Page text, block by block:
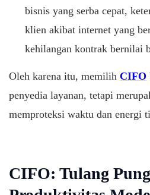
bisnis yang serba cepat,
klien akibat internet yang
kehilangan kontrak bernilai
Oleh karena itu, memilih CIFO
penyedia layanan, tetapi
memproteksi waktu dan energi
CIFO: Tulang